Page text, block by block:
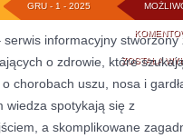
ZOSTAŁA
GRU - 1 - 2025
informacyjny stworzony
o zdrowie, które
chorobach uszu, nosa i
wiedza spotykają się z
a skomplikowane